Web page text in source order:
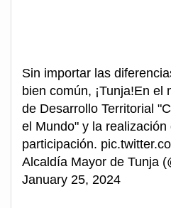
Sin importar las
bien común, ¡Tunja!En el
de Desarrollo Territorial
el Mundo" y la
participación.
Alcaldía Mayor de Tunja
January 25, 2024